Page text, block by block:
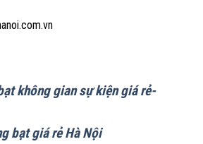
không gian sự kiện giá rẻ-
bạt giá rẻ Hà Nội